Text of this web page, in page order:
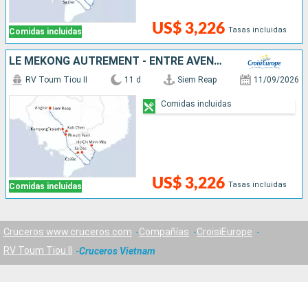
Comidas incluidas US$ 3,226 Tasas incluidas
LE MÉKONG AUTREMENT - ENTRE AVENTURE ET SITES INCONTOURNABLES
Comidas incluidas
RV Toum Tiou II 11 d Siem Reap 11/09/2026
US$ 3,226 Tasas incluidas
Comidas incluidas
Cruceros www.cruceros.com Compañías
CroisiEurope
RV Toum Tiou II
Cruceros Vietnam